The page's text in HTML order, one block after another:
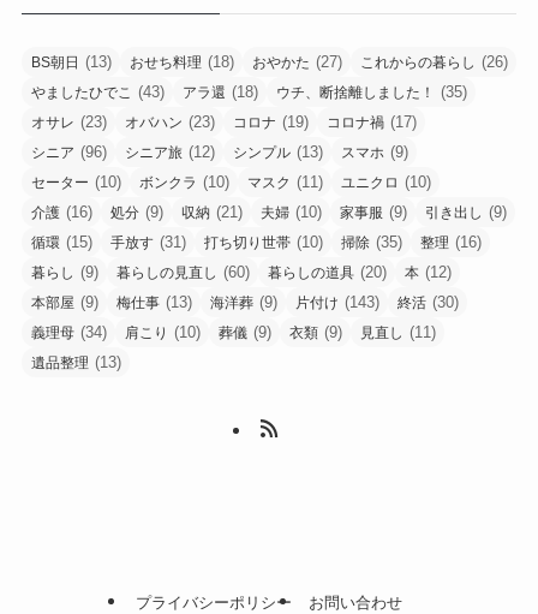
BS朝日 (13) おせち料理 (18) おやかた (27) これからの暮らし (26)
やましたひでこ (43) アラ還 (18) ウチ、断捨離しました！ (35)
オサレ (23) オバハン (23) コロナ (19) コロナ禍 (17)
シニア (96) シニア旅 (12) シンプル (13) スマホ (9)
セーター (10) ボンクラ (10) マスク (11) ユニクロ (10)
介護 (16) 処分 (9) 収納 (21) 夫婦 (10) 家事服 (9) 引き出し (9)
循環 (15) 手放す (31) 打ち切り世帯 (10) 掃除 (35) 整理 (16)
暮らし (9) 暮らしの見直し (60) 暮らしの道具 (20) 本 (12)
本部屋 (9) 梅仕事 (13) 海洋葬 (9) 片付け (143) 終活 (30)
義理母 (34) 肩こり (10) 葬儀 (9) 衣類 (9) 見直し (11)
遺品整理 (13)
プライバシーポリシー お問い合わせ